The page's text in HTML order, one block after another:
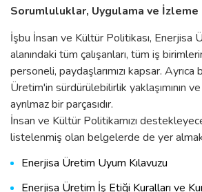
Sorumluluklar, Uygulama ve İzleme
İşbu İnsan ve Kültür Politikası, Enerjisa
alanındaki tüm çalışanları, tüm iş
personeli, paydaşlarımızı kapsar.
Üretim'in sürdürülebilirlik yaklaşımının
ayrılmaz bir parçasıdır.
İnsan ve Kültür Politikamızı
listelenmiş olan belgelerde de yer
Enerjisa Üretim Uyum Kılavuzu
Enerjisa Üretim İş Etiği Kuralları ve